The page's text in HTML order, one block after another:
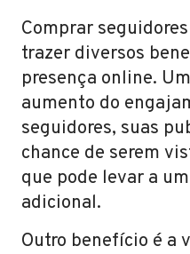
Comprar
trazer diversos
presença online.
aumento do
seguidores, suas
chance de serem
que pode levar a
adicional.
Outro benefício é a